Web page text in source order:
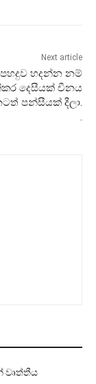
Next article
හදන්න නම්
දෙසීයක් චීනය
පන්සීයක් දීලා.
.
වෘත්තීය